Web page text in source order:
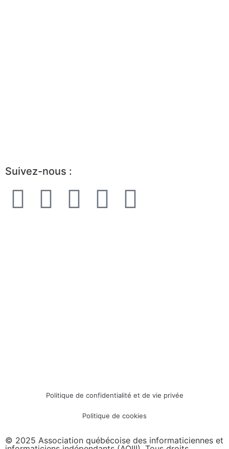
Suivez-nous :
Politique de confidentialité et de vie privée
Politique de cookies
© 2025 Association québécoise des informaticiennes et